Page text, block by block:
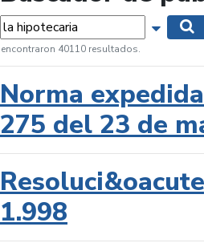
encontraron 40110 resultados.
Norma
275 del 23 de
1.998